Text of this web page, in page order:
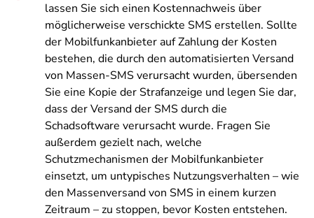
lassen Sie sich einen Kostennachweis über
möglicherweise verschickte SMS erstellen. Sollte
der Mobilfunkanbieter auf Zahlung der Kosten
bestehen, die durch den automatisierten Versand
von Massen-SMS verursacht wurden, übersenden
Sie eine Kopie der Strafanzeige und legen Sie dar,
dass der Versand der SMS durch die
Schadsoftware verursacht wurde. Fragen Sie
außerdem gezielt nach, welche
Schutzmechanismen der Mobilfunkanbieter
einsetzt, um untypisches Nutzungsverhalten – wie
den Massenversand von SMS in einem kurzen
Zeitraum – zu stoppen, bevor Kosten entstehen.